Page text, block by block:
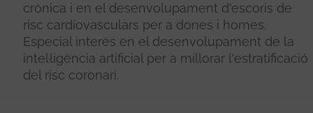
crònica i en el desenvolupament d'escoris de
risc cardiovasculars per a dones i homes.
Especial interès en el desenvolupament de la
intel·ligència artificial per a millorar l'estratificació
del risc coronari.